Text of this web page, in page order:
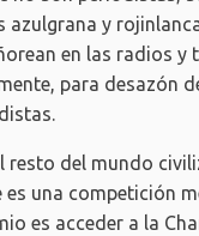
azulgrana y
en las radios y
para desazón
resto del mundo
es una competición
es acceder a la